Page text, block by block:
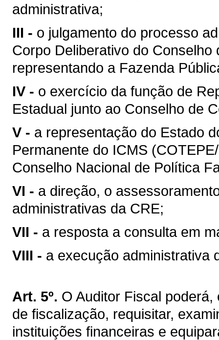
administrativa;
III - o julgamento do processo
Corpo Deliberativo do
representando a Fazenda
IV - o exercício da função de
Estadual junto ao Conselho de
V - a representação do Estado
Permanente do ICMS
Conselho Nacional de Política
VI - a direção, o
administrativas da CRE;
VII - a resposta a consulta em
VIII - a execução administrativa
Art. 5º. O Auditor Fiscal
de fiscalização, requisitar,
instituições financeiras e